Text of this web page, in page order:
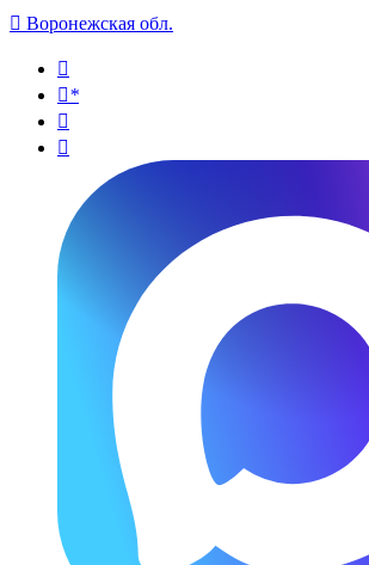
 Воронежская обл.

*

